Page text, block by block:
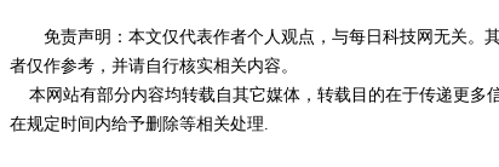
免责声明：本文仅代表作者个人观点，与每日科技网无关。
者仅作参考，并请自行核实相关内容。
本网站有部分内容均转载自其它媒体，转载目的在于传递更多
在规定时间内给予删除等相关处理.